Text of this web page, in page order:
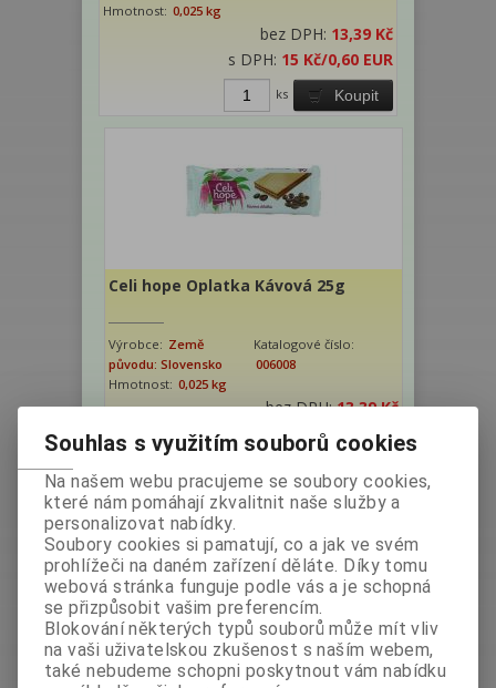
Hmotnost: 0,025 kg
bez DPH: 13,39 Kč
s DPH: 15 Kč/0,60 EUR
Koupit
ks
Celi hope Oplatka Kávová 25g
Výrobce: Země
původu: Slovensko
Katalogové číslo:
006008
Hmotnost: 0,025 kg
bez DPH:13,39 Kč
s DPH: 15 Kč /0,60 EUR
Celi hope Oplatka Kokosová
Souhlas s využitím souborů cookies
Na našem webu pracujeme se soubory cookies,
které nám pomáhají zkvalitnit naše služby a
personalizovat nabídky.
Soubory cookies si pamatují, co a jak ve svém
prohlížeči na daném zařízení děláte. Díky tomu
webová stránka funguje podle vás a je schopná
se přizpůsobit vašim preferencím.
Blokování některých typů souborů může mít vliv
na vaši uživatelskou zkušenost s naším webem,
také nebudeme schopni poskytnout vám nabídku